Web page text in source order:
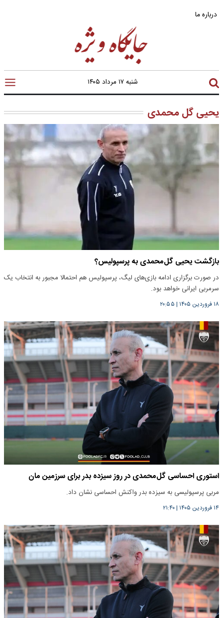
درباره ما
شنبه ۱۷ مرداد ۱۴۰۵
یحیی گل محمدی
بازگشت یحیی گل‌محمدی به پرسپولیس؟
در صورت برگزاری ادامه بازی‌های لیگ، پرسپولیس هم احتمالا مجبور به انتخاب یک
سرمربی ایرانی خواهد بود.
۱۸ فروردین ۱۴۰۵ | ۲۰:۵۵
استوری احساسی گل‌محمدی در روز سیزده بدر برای سرزمین مان
مربی پرسپولیسی به سیزده بدر واکنش احساسی نشان داد.
۱۴ فروردین ۱۴۰۵ |۲۱:۴۰